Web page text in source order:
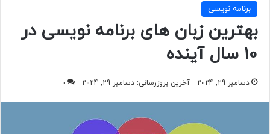
برنامه نويسی
بهترین زبان های برنامه نویسی در
10 سال آینده
دسامبر 29, 2024 آخرین بروزرسانی: دسامبر 29, 2024 0